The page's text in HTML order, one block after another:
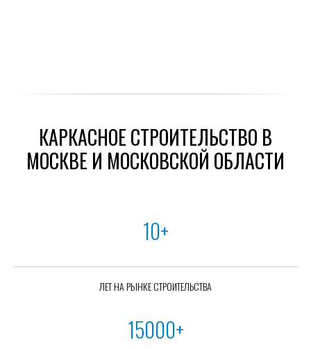
КАРКАСНОЕ СТРОИТЕЛЬСТВО В
МОСКВЕ И МОСКОВСКОЙ ОБЛАСТИ
10+
ЛЕТ НА РЫНКЕ СТРОИТЕЛЬСТВА
15000+